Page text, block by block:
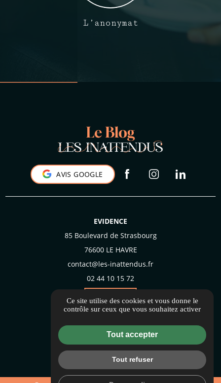
L’anonymat
AVIS GOOGLE
EVIDENCE
85 Boulevard de Strasbourg
76600 LE HAVRE
contact@les-inattendus.fr
02 44 10 15 72
Itinéraire
Informations complémentaires
Mentions légales
Politique de confidentialité
Flux RSS
Ce site utilise des cookies et vous donne le
contrôle sur ceux que vous souhaitez activer
Tout accepter
Tout refuser